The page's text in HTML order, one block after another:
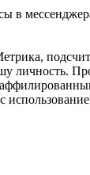
в
личность.